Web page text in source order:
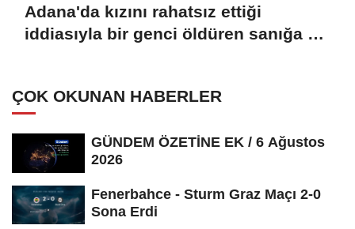
Adana'da kızını rahatsız ettiği
iddiasıyla bir genci öldüren sanığa 15
ÇOK OKUNAN HABERLER
GÜNDEM ÖZETİNE EK / 6 Ağustos
2026
Fenerbahce - Sturm Graz Maçı 2-0
Sona Erdi